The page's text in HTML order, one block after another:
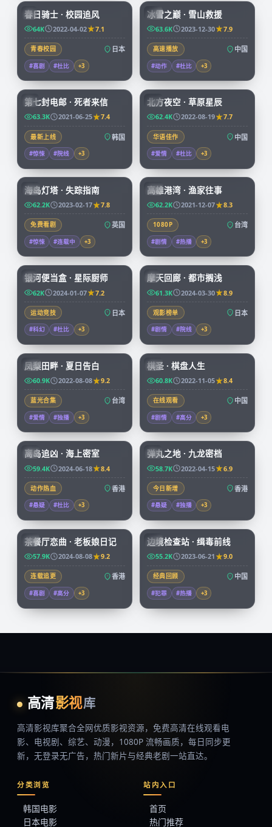
JP
春日骑士 · 校园追风
64K 2022-04-02 7.1
青春校园 日本
#喜剧 #杜比 +3
CN
冰雪之巅 · 雪山救援
63.6K 2023-12-30 7.9
高速播放 中国
#动作 #杜比 +3
KR
99:14
第七封电邮 · 死者来信
63.3K 2021-06-25 7.4
最新上线 韩国
#惊悚 #院线 +3
CN
99:01
北方夜空 · 草原星辰
62.4K 2022-08-19 7.7
华语佳作 中国
#爱情 #杜比 +3
CN
海岛灯塔 · 失踪指南
62.2K 2023-02-17 7.8
免费看剧 英国
#惊悚 #连载中 +3
TW
高雄港湾 · 渔家往事
62.2K 2021-12-07 8.3
1080P 台湾
#剧情 #热播 +3
JP
59:46
银河便当盒 · 星际厨师
62K 2024-01-07 7.2
运动竞技 日本
#科幻 #杜比 +3
JP
45:37
摩天回廊 · 都市搁浅
61.3K 2024-03-30 8.9
观影榜单 日本
#剧情 #院线 +3
TW
凤梨田畔 · 夏日告白
60.9K 2022-08-08 9.2
蓝光合集 台湾
#爱情 #独播 +3
CN
棋圣 · 棋盘人生
60.8K 2022-11-05 8.4
在线观看 中国
#剧情 #高分 +3
HK
92:58
离岛追凶 · 海上密室
59.4K 2024-06-18 8.4
动作热血 香港
#悬疑 #杜比 +3
HK
99:59
弹丸之地 · 九龙密档
58.7K 2022-04-15 6.9
今日新增 香港
#悬疑 #独播 +3
HK
茶餐厅恋曲 · 老板娘日记
57.9K 2024-08-08 9.2
连载追更 香港
#喜剧 #高分 +3
CN
边境检查站 · 缉毒前线
55.2K 2023-06-21 9.0
经典回顾 中国
#犯罪 #热播 +3
高清影视库
高清影视库聚合全网优质影视资源， 免费高清在线观看电
影、电视剧、综艺、动漫，1080P 流畅画质，每日同步更
新，无登录无广告，热门新片与经典老剧一站直达。
分类浏览
韩国电影
日本电影
站内入口
首页
热门推荐